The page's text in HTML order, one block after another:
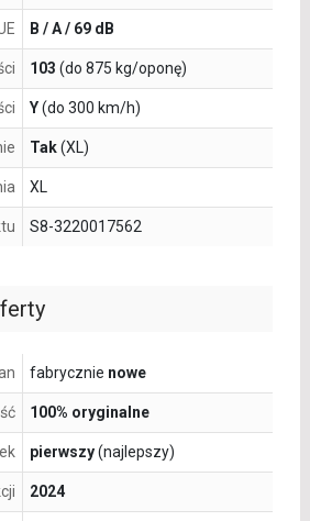
fabrycznie nowe
100% oryginalne
pierwszy(najlepszy)
2024
B / A / 69 dB
103 (do 875 kg/oponę)
Y(do 300 km/h)
Tak(XL)
XL
S8-3220017562